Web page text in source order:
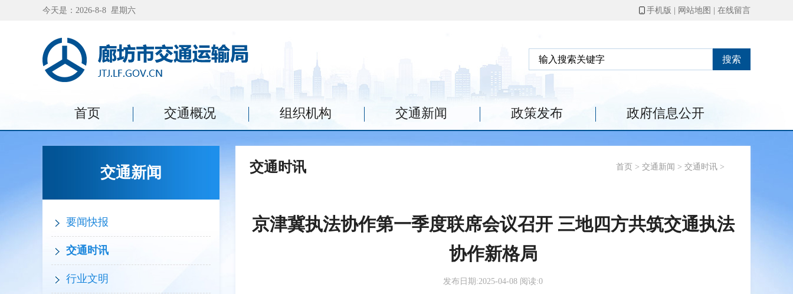
今天是：2026-8-8 星期六 手机版 网站地图 在线留言
搜索
首页 交通概况 组织机构 交通新闻 政策发布 政府信息公开
交通新闻
要闻快报
交通时讯
行业文明
交通时讯 首页 > 交通新闻 > 交通时讯 >
京津冀执法协作第一季度联席会议召开 三地四方共筑交通执法
协作新格局
发布日期:2025-04-08 阅读:0